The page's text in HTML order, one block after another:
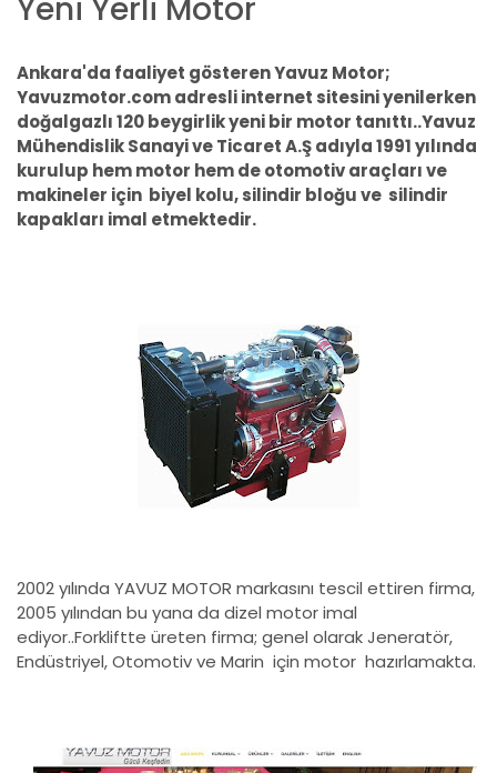
Yeni Yerli Motor
Ankara'da faaliyet gösteren Yavuz Motor;
Yavuzmotor.com adresli internet sitesini yenilerken
doğalgazlı 120 beygirlik yeni bir motor tanıttı..Yavuz
Mühendislik Sanayi ve Ticaret A.Ş adıyla 1991 yılında
kurulup hem motor hem de otomotiv araçları ve
makineler için biyel kolu,silindir bloğu ve silindir
kapakları imal etmektedir.
2002 yılında YAVUZ MOTOR markasını tescil ettiren firma,
2005 yılından bu yana da dizel motor imal
ediyor..Forkliftte üreten firma; genel olarak Jeneratör,
Endüstriyel, Otomotiv ve Marin için motor hazırlamakta.